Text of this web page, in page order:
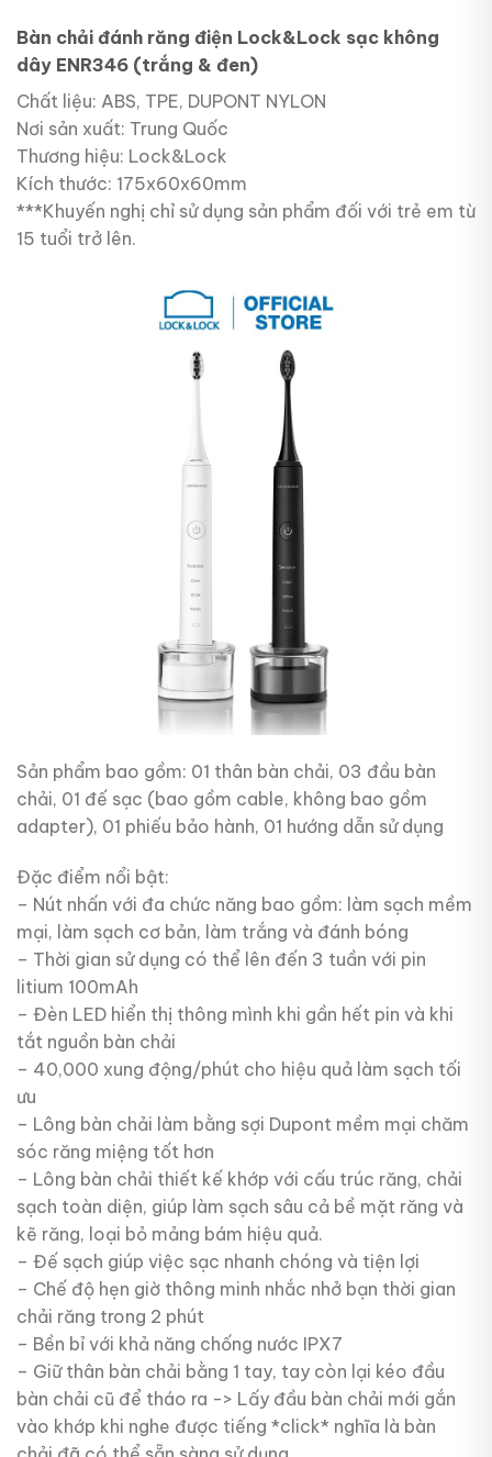
Bàn chải đánh răng điện Lock&Lock sạc không
dây ENR346 (trắng & đen)
Chất liệu: ABS, TPE, DUPONT NYLON
Nơi sản xuất: Trung Quốc
Thương hiệu: Lock&Lock
Kích thước: 175x60x60mm
***Khuyến nghị chỉ sử dụng sản phẩm đối với trẻ em từ
15 tuổi trở lên.
Sản phẩm bao gồm: 01 thân bàn chải, 03 đầu bàn
chải, 01 đế sạc (bao gồm cable, không bao gồm
adapter), 01 phiếu bảo hành, 01 hướng dẫn sử dụng
Đặc điểm nổi bật:
– Nút nhấn với đa chức năng bao gồm: làm sạch mềm
mại, làm sạch cơ bản, làm trắng và đánh bóng
– Thời gian sử dụng có thể lên đến 3 tuần với pin
litium 100mAh
– Đèn LED hiển thị thông mình khi gần hết pin và khi
tắt nguồn bàn chải
– 40,000 xung động/phút cho hiệu quả làm sạch tối
ưu
– Lông bàn chải làm bằng sợi Dupont mềm mại chăm
sóc răng miệng tốt hơn
– Lông bàn chải thiết kế khớp với cấu trúc răng, chải
sạch toàn diện, giúp làm sạch sâu cả bề mặt răng và
kẽ răng, loại bỏ mảng bám hiệu quả.
– Đế sạch giúp việc sạc nhanh chóng và tiện lợi
– Chế độ hẹn giờ thông minh nhắc nhở bạn thời gian
chải răng trong 2 phút
– Bền bỉ với khả năng chống nước IPX7
– Giữ thân bàn chải bằng 1 tay, tay còn lại kéo đầu
bàn chải cũ để tháo ra -> Lấy đầu bàn chải mới gắn
vào khớp khi nghe được tiếng *click* nghĩa là bàn